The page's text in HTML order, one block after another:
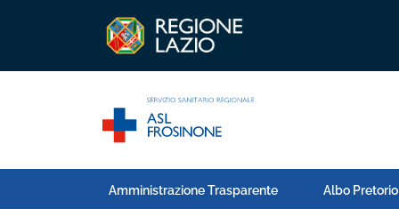
Amministrazione Trasparente Albo Pretorio